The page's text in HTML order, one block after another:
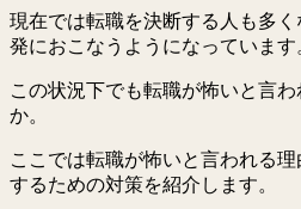
現在では転職を決断する人も多
発におこなうようになっています
この状況下でも転職が怖いと言
か。
ここでは転職が怖いと言われる
するための対策を紹介します。